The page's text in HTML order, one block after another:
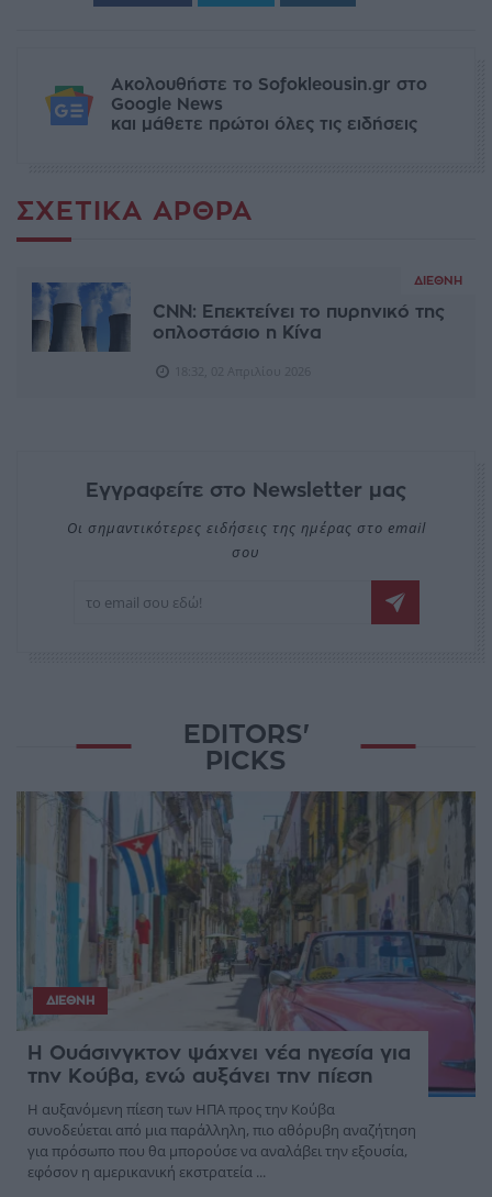
Ακολουθήστε το Sofokleousin.gr στο
Google News
και μάθετε πρώτοι όλες τις ειδήσεις
ΣΧΕΤΙΚΆ ΆΡΘΡΑ
ΔΙΕΘΝΉ
CNN: Επεκτείνει το πυρηνικό της
οπλοστάσιο η Κίνα
Εγγραφείτε στο Newsletter μας
Οι σημαντικότερες ειδήσεις της ημέρας στο email
σου
EDITORS'
PICKS
ΔΙΕΘΝΉ
Η Ουάσινγκτον ψάχνει νέα ηγεσία για
την Κούβα, ενώ αυξάνει την πίεση
Η αυξανόμενη πίεση των ΗΠΑ προς την Κούβα
συνοδεύεται από μια παράλληλη, πιο αθόρυβη αναζήτηση
για πρόσωπο που θα μπορούσε να αναλάβει την εξουσία,
εφόσον η αμερικανική εκστρατεία ...